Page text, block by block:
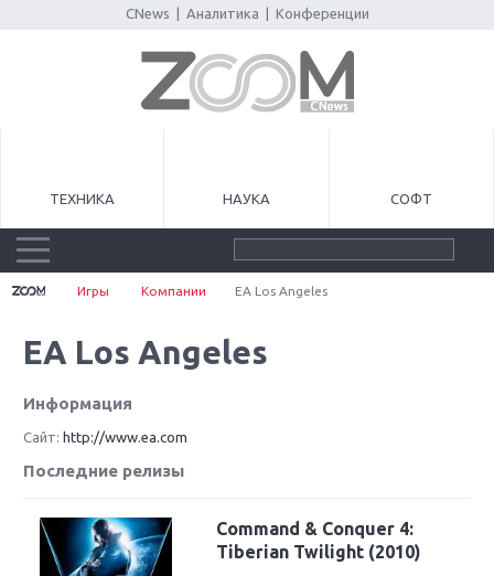
CNews Аналитика Конференции
ТЕХНИКА НАУКА СОФТ
Игры Компании EA Los Angeles
EA Los Angeles
Информация
Сайт: http://www.ea.com
Последние релизы
Command & Conquer 4:
Tiberian Twilight (2010)